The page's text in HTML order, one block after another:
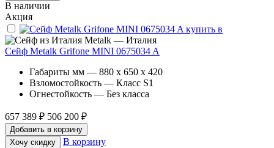
В наличии
Акция
Metalk — Италия
Сейф Metalk Grifone MINI 0675034 A
Габариты мм — 880 x 650 x 420
Взломостойкость — Класс S1
Огнестойкость — Без класса
657 389 ₽ 506 200 ₽
Добавить в корзину
Хочу скидку
В корзину